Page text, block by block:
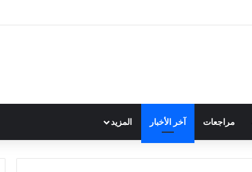
مراجعات آخر الأخبار المزيد